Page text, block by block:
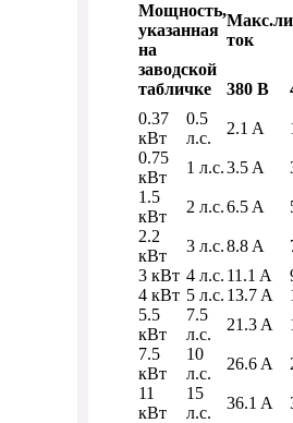
Мощность,
указанная
на
заводской
табличке
ток
380 В
0.37
кВт
0.5
л.с.
2.1 A
0.75
кВт
1 л.с.3.5 A
1.5
кВт
2 л.с.6.5 A
2.2
кВт
3 л.с.8.8 A
3 кВт 4 л.с. 11.1 A
4 кВт 5 л.с. 13.7 A
5.5
кВт
7.5
л.с.
21.3 A
7.5
кВт
10
л.с.
26.6 A
11
кВт
15
л.с.
36.1 A